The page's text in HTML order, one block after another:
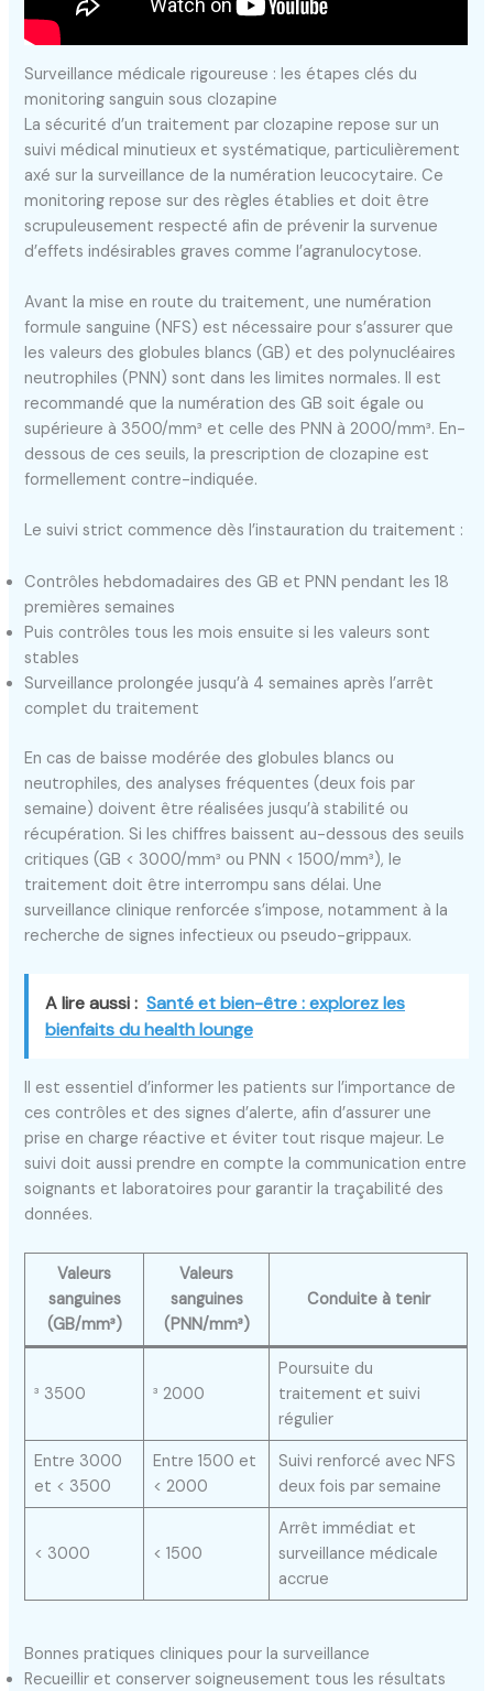
Surveillance médicale rigoureuse : les étapes clés du
monitoring sanguin sous clozapine
La sécurité d’un traitement par clozapine repose sur un
suivi médical minutieux et systématique, particulièrement
axé sur la surveillance de la numération leucocytaire. Ce
monitoring repose sur des règles établies et doit être
scrupuleusement respecté afin de prévenir la survenue
d’effets indésirables graves comme l’agranulocytose.
Avant la mise en route du traitement, une numération
formule sanguine (NFS) est nécessaire pour s’assurer que
les valeurs des globules blancs (GB) et des polynucléaires
neutrophiles (PNN) sont dans les limites normales. Il est
recommandé que la numération des GB soit égale ou
supérieure à 3500/mm³ et celle des PNN à 2000/mm³. En-
dessous de ces seuils, la prescription de clozapine est
formellement contre-indiquée.
Le suivi strict commence dès l’instauration du traitement :
Contrôles hebdomadaires des GB et PNN pendant les 18
premières semaines
Puis contrôles tous les mois ensuite si les valeurs sont
stables
Surveillance prolongée jusqu’à 4 semaines après l’arrêt
complet du traitement
En cas de baisse modérée des globules blancs ou
neutrophiles, des analyses fréquentes (deux fois par
semaine) doivent être réalisées jusqu’à stabilité ou
récupération. Si les chiffres baissent au-dessous des seuils
critiques (GB < 3000/mm³ ou PNN < 1500/mm³), le
traitement doit être interrompu sans délai. Une
surveillance clinique renforcée s’impose, notamment à la
recherche de signes infectieux ou pseudo-grippaux.
A lire aussi : Santé et bien-être : explorez les
bienfaits du health lounge
Il est essentiel d’informer les patients sur l’importance de
ces contrôles et des signes d’alerte, afin d’assurer une
prise en charge réactive et éviter tout risque majeur. Le
suivi doit aussi prendre en compte la communication entre
soignants et laboratoires pour garantir la traçabilité des
données.
Valeurs
sanguines
(GB/mm³)
Valeurs
sanguines
(PNN/mm³)
Conduite à tenir
³ 3500 ³ 2000
Poursuite du
traitement et suivi
régulier
Entre 3000
et < 3500
Entre 1500 et
< 2000
Suivi renforcé avec NFS
deux fois par semaine
< 3000 < 1500
Arrêt immédiat et
surveillance médicale
accrue
Bonnes pratiques cliniques pour la surveillance
Recueillir et conserver soigneusement tous les résultats